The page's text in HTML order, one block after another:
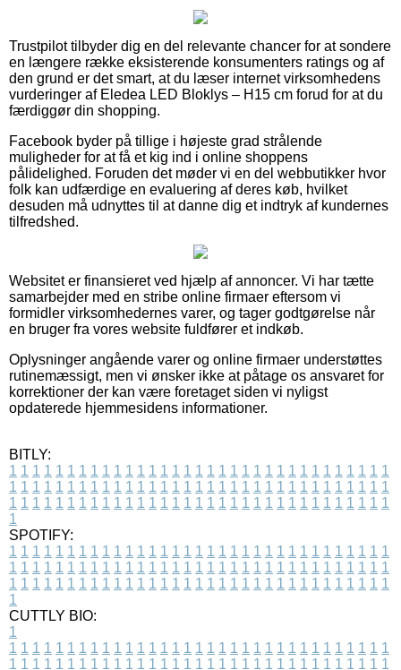
Trustpilot tilbyder dig en del relevante chancer for at sondere
en længere række eksisterende konsumenters ratings og af
den grund er det smart, at du læser internet virksomhedens
vurderinger af Eledea LED Bloklys – H15 cm forud for at du
færdiggør din shopping.
Facebook byder på tillige i højeste grad strålende
muligheder for at få et kig ind i online shoppens
pålidelighed. Foruden det møder vi en del webbutikker hvor
folk kan udfærdige en evaluering af deres køb, hvilket
desuden må udnyttes til at danne dig et indtryk af kundernes
tilfredshed.
Websitet er finansieret ved hjælp af annoncer. Vi har tætte
samarbejder med en stribe online firmaer eftersom vi
formidler virksomhedernes varer, og tager godtgørelse når
en bruger fra vores website fuldfører et indkøb.
Oplysninger angående varer og online firmaer understøttes
rutinemæssigt, men vi ønsker ikke at påtage os ansvaret for
korrektioner der kan være foretaget siden vi nyligst
opdaterede hjemmesidens informationer.
BITLY:
1 1 1 1 1 1 1 1 1 1 1 1 1 1 1 1 1 1 1 1 1 1 1 1 1 1 1 1 1 1 1 1 1
1 1 1 1 1 1 1 1 1 1 1 1 1 1 1 1 1 1 1 1 1 1 1 1 1 1 1 1 1 1 1 1 1
1 1 1 1 1 1 1 1 1 1 1 1 1 1 1 1 1 1 1 1 1 1 1 1 1 1 1 1 1 1 1 1 1
1
SPOTIFY:
1 1 1 1 1 1 1 1 1 1 1 1 1 1 1 1 1 1 1 1 1 1 1 1 1 1 1 1 1 1 1 1 1
1 1 1 1 1 1 1 1 1 1 1 1 1 1 1 1 1 1 1 1 1 1 1 1 1 1 1 1 1 1 1 1 1
1 1 1 1 1 1 1 1 1 1 1 1 1 1 1 1 1 1 1 1 1 1 1 1 1 1 1 1 1 1 1 1 1
1
CUTTLY BIO:
1
1 1 1 1 1 1 1 1 1 1 1 1 1 1 1 1 1 1 1 1 1 1 1 1 1 1 1 1 1 1 1 1 1
1 1 1 1 1 1 1 1 1 1 1 1 1 1 1 1 1 1 1 1 1 1 1 1 1 1 1 1 1 1 1 1 1